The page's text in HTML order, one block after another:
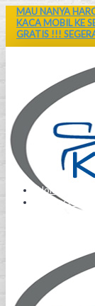
MAU NANYA
KACA MOBIL KE
GRATIS !!!
Home
Contact Us